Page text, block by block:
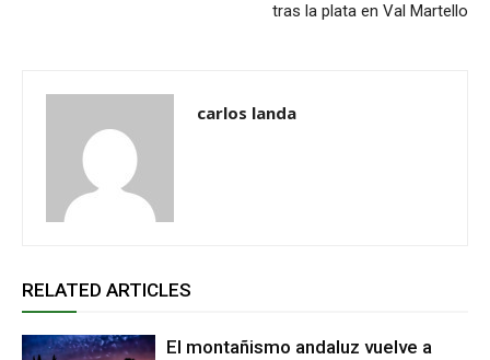
tras la plata en Val Martello
carlos landa
RELATED ARTICLES
El montañismo andaluz vuelve a